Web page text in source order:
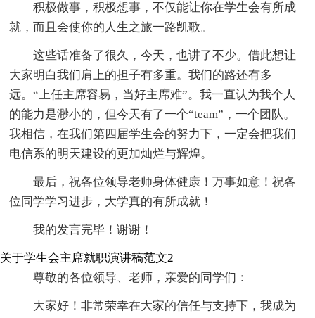
积极做事，积极想事，不仅能让你在学生会有所成
就，而且会使你的人生之旅一路凯歌。
这些话准备了很久，今天，也讲了不少。借此想让
大家明白我们肩上的担子有多重。我们的路还有多
远。“上任主席容易，当好主席难”。我一直认为我个人
的能力是渺小的，但今天有了一个“team”，一个团队。
我相信，在我们第四届学生会的努力下，一定会把我们
电信系的明天建设的更加灿烂与辉煌。
最后，祝各位领导老师身体健康！万事如意！祝各
位同学学习进步，大学真的有所成就！
我的发言完毕！谢谢！
关于学生会主席就职演讲稿范文2
尊敬的各位领导、老师，亲爱的同学们：
大家好！非常荣幸在大家的信任与支持下，我成为